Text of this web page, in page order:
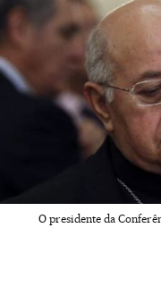
O presidente da